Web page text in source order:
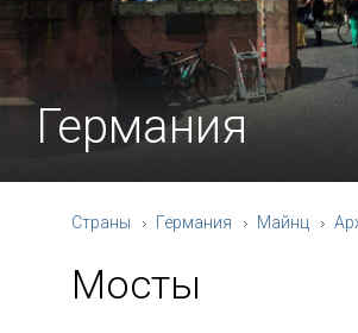
Германия
Страны Германия Майнц
Мосты